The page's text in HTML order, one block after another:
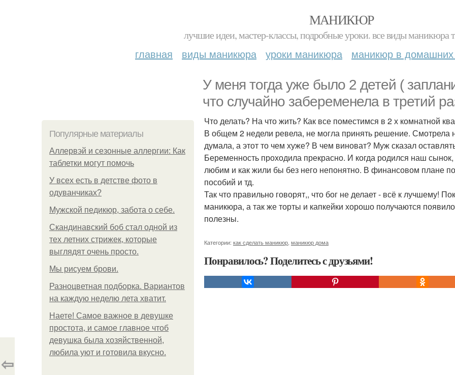
МАНИКЮР
лучшие идеи, мастер-классы, подробные уроки. все виды маникюра
главная виды маникюра уроки маникюра маникюр в домашних
У меня тогда уже было 2 детей (
что случайно забеременела в третий
Популярные материалы
Аллервэй и сезонные аллергии: Как
таблетки могут помочь
У всех есть в детстве фото в
одуванчиках?
Мужской педикюр, забота о себе.
Скандинавский боб стал одной из
тех летних стрижек, которые
выглядят очень просто.
Мы рисуем брови.
Разноцветная подборка. Вариантов
на каждую неделю лета хватит.
Наете! Самое важное в девушке
простота, и самое главное чтоб
девушка была хозяйственной,
любила уют и готовила вкусно.
Что делать? На что жить? Как все поместимся в 2 х комнатной
В общем 2 недели ревела, не могла принять решение.
думала, а этот то чем хуже? В чем виноват? Муж сказал
Беременность проходила прекрасно. И когда родился наш
любим и как жили бы без него непонятно. В финансовом плане
пособий и тд.
Так что правильно говорят,, что бог не делает - всё к лучшему!
маникюра, а так же торты и капкейки хорошо получаются
полезны.
Категории: как сделать маникюр маникюр дома
Понравилось? Поделитесь с друзьями!
⇦